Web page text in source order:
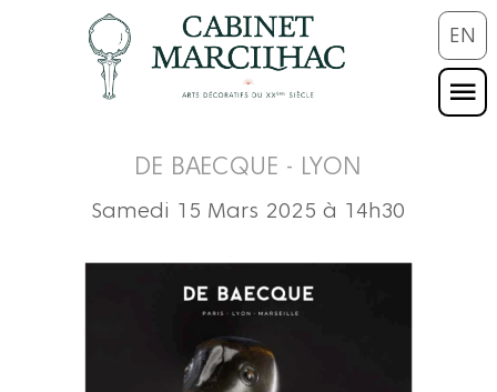
EN
DE BAECQUE - LYON
Samedi 15 Mars 2025 à 14h30